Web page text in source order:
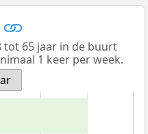
tot 65 jaar in de buurt
1 keer per week.